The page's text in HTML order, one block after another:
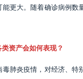
更大。随着确诊病例
资产会如何表现？
肺炎疫情，对经济、